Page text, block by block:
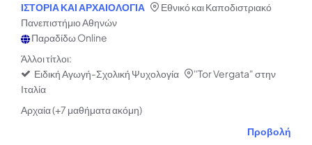
ΙΣΤΟΡΙΑ ΚΑΙ ΑΡΧΑΙΟΛΟΓΙΑ
Εθνικό και Καποδιστριακό
Πανεπιστήμιο Αθηνών
Παραδίδω Online
Άλλοι τίτλοι:
Ειδική Αγωγή-Σχολική Ψυχολογία
''Tor Vergata" στην
Ιταλία
Αρχαία (+7 μαθήματα ακόμη)
Προβολή